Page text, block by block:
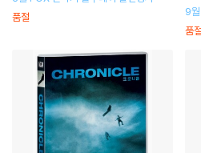
품절
9
념
품절